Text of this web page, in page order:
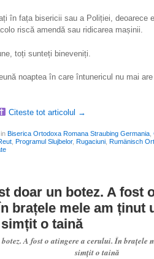
în fața bisericii sau a Poliției, deoarece
riscă amendă sau ridicarea mașinii.
toți sunteți bineveniți.
noaptea în care întunericul nu mai
Citeste tot articolul →
in Biserica Ortodoxa Romana Straubing Germania
Programul Slujbelor, Rugaciuni Rumänisch
doar un botez. A fost
brațele mele am ținut
o taină
A fost o atingere a cerului. În brațele
simțit o taină